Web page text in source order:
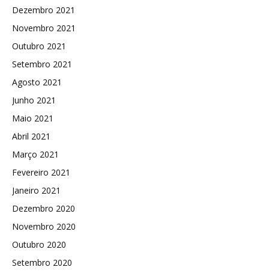
Dezembro 2021
Novembro 2021
Outubro 2021
Setembro 2021
Agosto 2021
Junho 2021
Maio 2021
Abril 2021
Março 2021
Fevereiro 2021
Janeiro 2021
Dezembro 2020
Novembro 2020
Outubro 2020
Setembro 2020